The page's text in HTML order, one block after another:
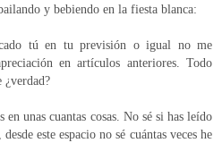
y bebiendo en la fiesta blanca:
tú en tu previsión o igual no me
en artículos anteriores. Todo
¿verdad?
unas cuantas cosas. No sé si has leído
este espacio no sé cuántas veces he